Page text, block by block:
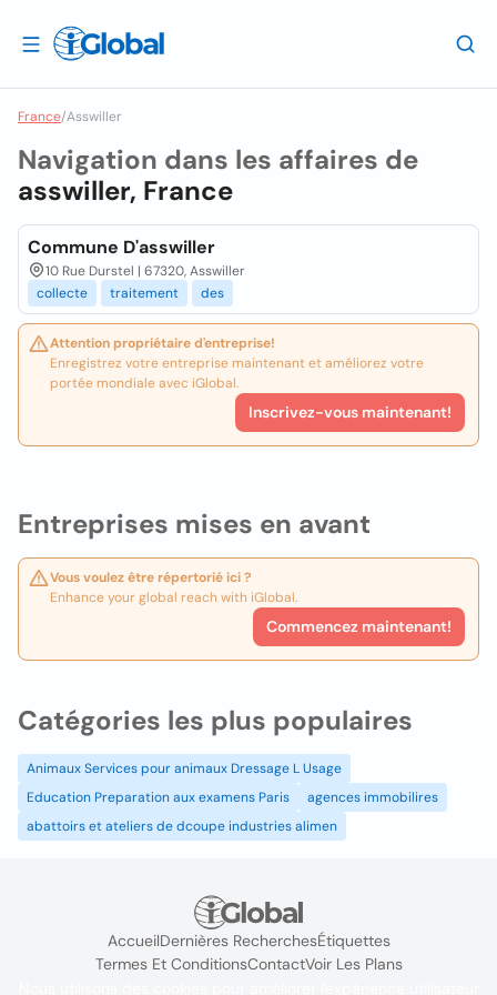
France/Asswiller
Entreprises mises en avant
Vous voulez être répertorié ici ?
Enhance your global reach with iGlobal.
Commencez maintenant!
Navigation dans les affaires de
asswiller, France
Commune D'asswiller
10 Rue Durstel | 67320, Asswiller
collecte
traitement des
Attention propriétaire d'entreprise!
Enregistrez votre entreprise maintenant et améliorez votre
portée mondiale avec iGlobal.
Inscrivez-vous maintenant!
Catégories les plus populaires
Animaux Services pour animaux Dressage L Usage
Education Preparation aux examens Paris
agences immobilires
abattoirs et ateliers de dcoupe industries alimen
AccueilDernières RecherchesÉtiquettes
Termes Et ConditionsContactVoir Les Plans